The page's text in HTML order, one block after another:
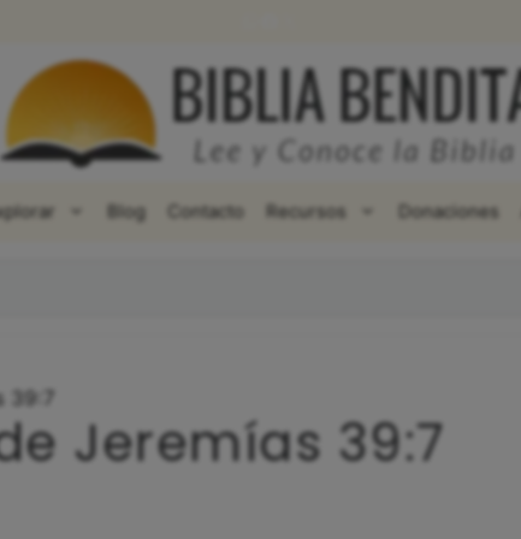
Blog Contacto Recursos Donaciones
39:7
Jeremías 39:7